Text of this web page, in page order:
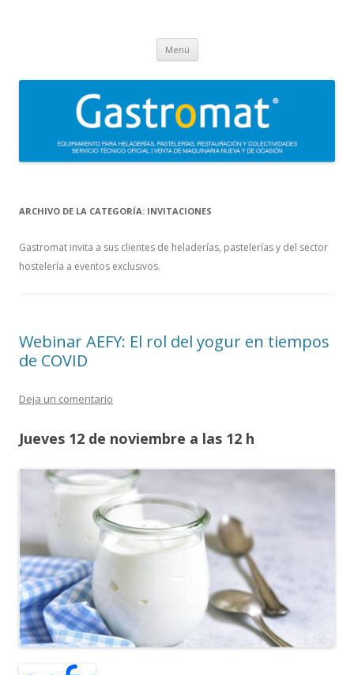
de maquinaria para heladerías, pastelerías, restauración y
Menú Saltar
contenido
ARCHIVO DE LA CATEGORÍA: INVITACIONES
Gastromat invita a sus clientes de heladerías, pastelerías y del sector
hostelería a eventos exclusivos.
Webinar AEFY: El rol del yogur en tiempos
de COVID
Deja un comentario
Jueves 12 de noviembre a las 12 h